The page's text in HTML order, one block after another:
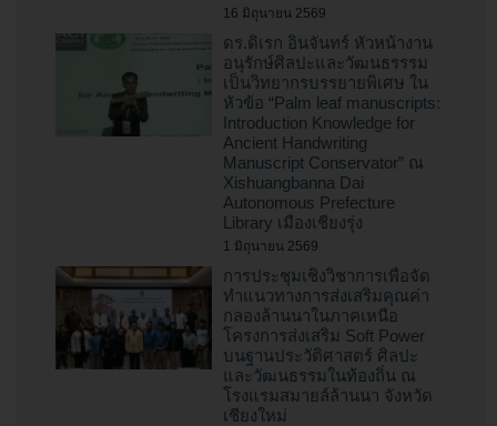
16 มิถุนายน 2569
ดร.ดิเรก อินจันทร์ หัวหน้างาน
อนุรักษ์ศิลปะและวัฒนธรรรม
เป็นวิทยากรบรรยายพิเศษ ใน
หัวข้อ “Palm leaf manuscripts:
Introduction Knowledge for
Ancient Handwriting
Manuscript Conservator” ณ
Xishuangbanna Dai
Autonomous Prefecture
Library เมืองเชียงรุ่ง
1 มิถุนายน 2569
การประชุมเชิงวิชาการเพื่อจัด
ทำแนวทางการส่งเสริมคุณค่า
กลองล้านนาในภาคเหนือ
โครงการส่งเสริม Soft Power
บนฐานประวัติศาสตร์ ศิลปะ
และวัฒนธรรมในท้องถิ่น ณ
โรงแรมสมายล์ล้านนา จังหวัด
เชียงใหม่